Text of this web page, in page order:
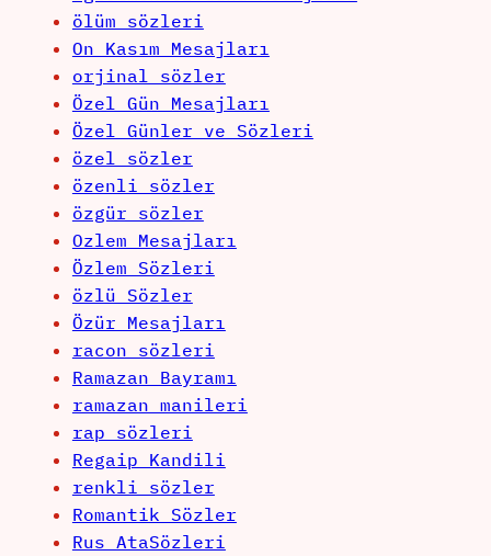
ölüm sözleri
On Kasım Mesajları
orjinal sözler
Özel Gün Mesajları
Özel Günler ve Sözleri
özel sözler
özenli sözler
özgür sözler
Ozlem Mesajları
Özlem Sözleri
özlü Sözler
Özür Mesajları
racon sözleri
Ramazan Bayramı
ramazan manileri
rap sözleri
Regaip Kandili
renkli sözler
Romantik Sözler
Rus AtaSözleri